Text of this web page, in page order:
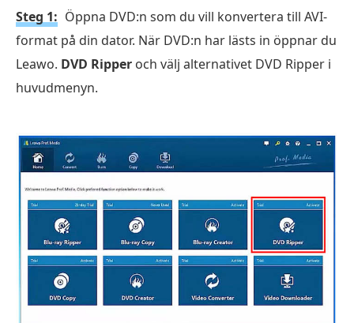
Steg 1: Öppna DVD:n som du vill konvertera till AVI-
format på din dator. När DVD:n har lästs in öppnar du
Leawo. DVD Ripper och välj alternativet DVD Ripper i
huvudmenyn.